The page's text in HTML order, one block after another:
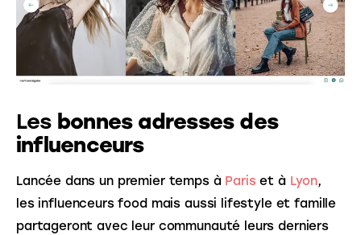
Les bonnes adresses des
influenceurs
Lancée dans un premier temps à Paris et à Lyon,
les influenceurs food mais aussi lifestyle et famille
partageront avec leur communauté leurs derniers